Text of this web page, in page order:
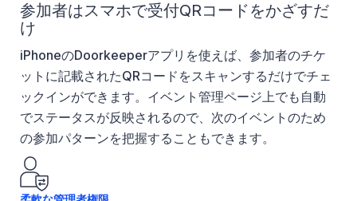
参加者はスマホで受付QRコードをかざすだ
け
iPhoneのDoorkeeperアプリを使えば、参加者のチケ
ットに記載されたQRコードをスキャンするだけでチェ
ックインができます。イベント管理ページ上でも自動
でステータスが反映されるので、次のイベントのため
の参加パターンを把握することもできます。